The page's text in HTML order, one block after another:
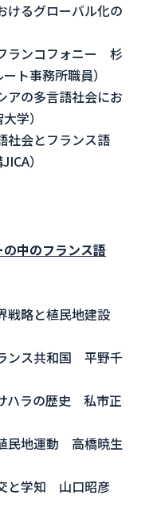
けるグローバル化の
ランコフォニー 杉
ト事務所職員）
アの多言語社会にお
学）
社会とフランス語
）
中のフランス語
戦略と植民地建設
ンス共和国 平野千
ハラの歴史 私市正
民地運動 高橋暁生
と学知 山口昭彦